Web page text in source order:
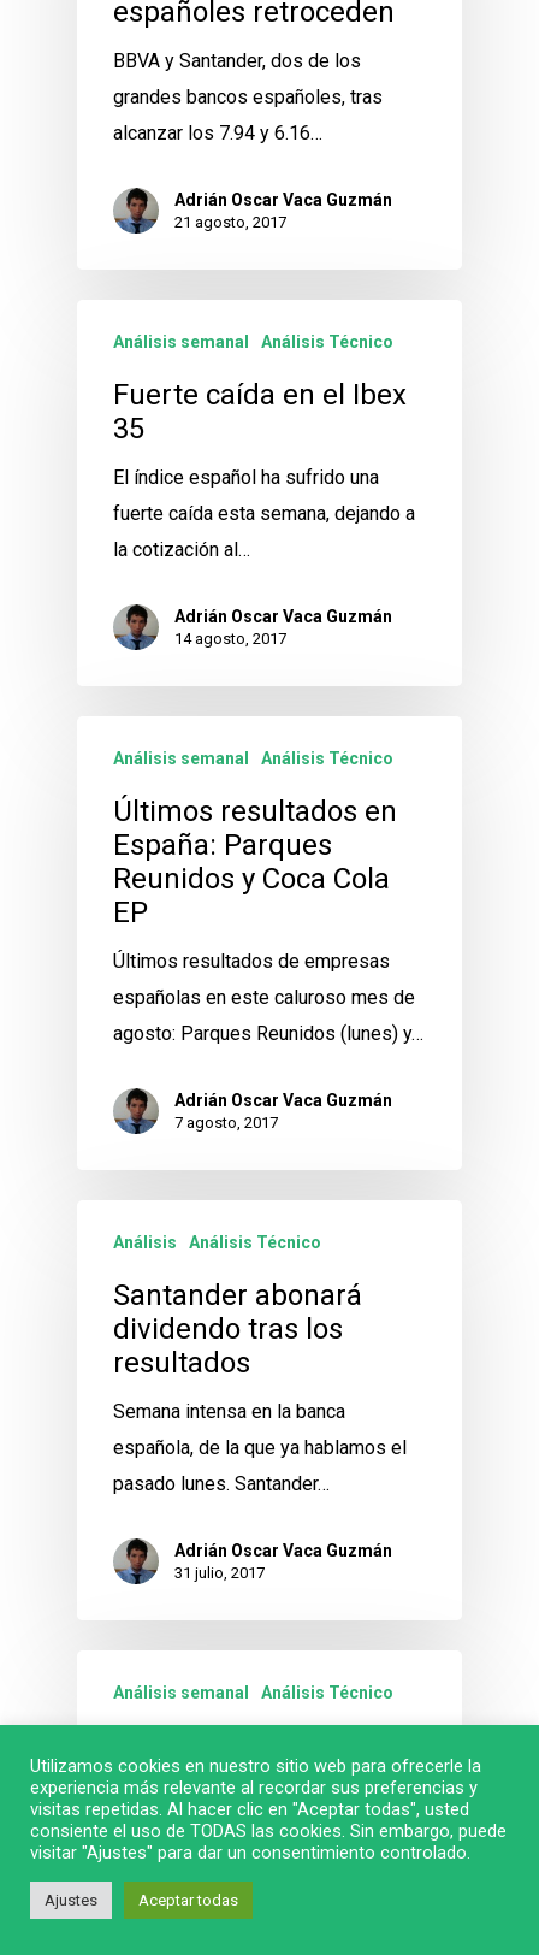
españoles retroceden
BBVA y Santander, dos de los
grandes bancos españoles, tras
alcanzar los 7.94 y 6.16…
Adrián Oscar Vaca Guzmán
21 agosto, 2017
Análisis semanal Análisis Técnico
Fuerte caída en el Ibex
35
El índice español ha sufrido una
fuerte caída esta semana, dejando a
la cotización al…
Adrián Oscar Vaca Guzmán
14 agosto, 2017
Análisis semanal Análisis Técnico
Últimos resultados en
España: Parques
Reunidos y Coca Cola
EP
Últimos resultados de empresas
españolas en este caluroso mes de
agosto: Parques Reunidos (lunes) y…
Adrián Oscar Vaca Guzmán
7 agosto, 2017
Análisis Análisis Técnico
Santander abonará
dividendo tras los
resultados
Semana intensa en la banca
española, de la que ya hablamos el
pasado lunes. Santander…
Adrián Oscar Vaca Guzmán
31 julio, 2017
Análisis semanal Análisis Técnico
presenta resultados
Última semana de julio, previa al mes
fuerte de vacaciones en España, y la
banca…
Utilizamos cookies en nuestro sitio web para ofrecerle la
experiencia más relevante al recordar sus preferencias y
visitas repetidas. Al hacer clic en "Aceptar todas", usted
consiente el uso de TODAS las cookies. Sin embargo, puede
visitar "Ajustes" para dar un consentimiento controlado.
Ajustes Aceptar todas
¿Podemos ayudarte?